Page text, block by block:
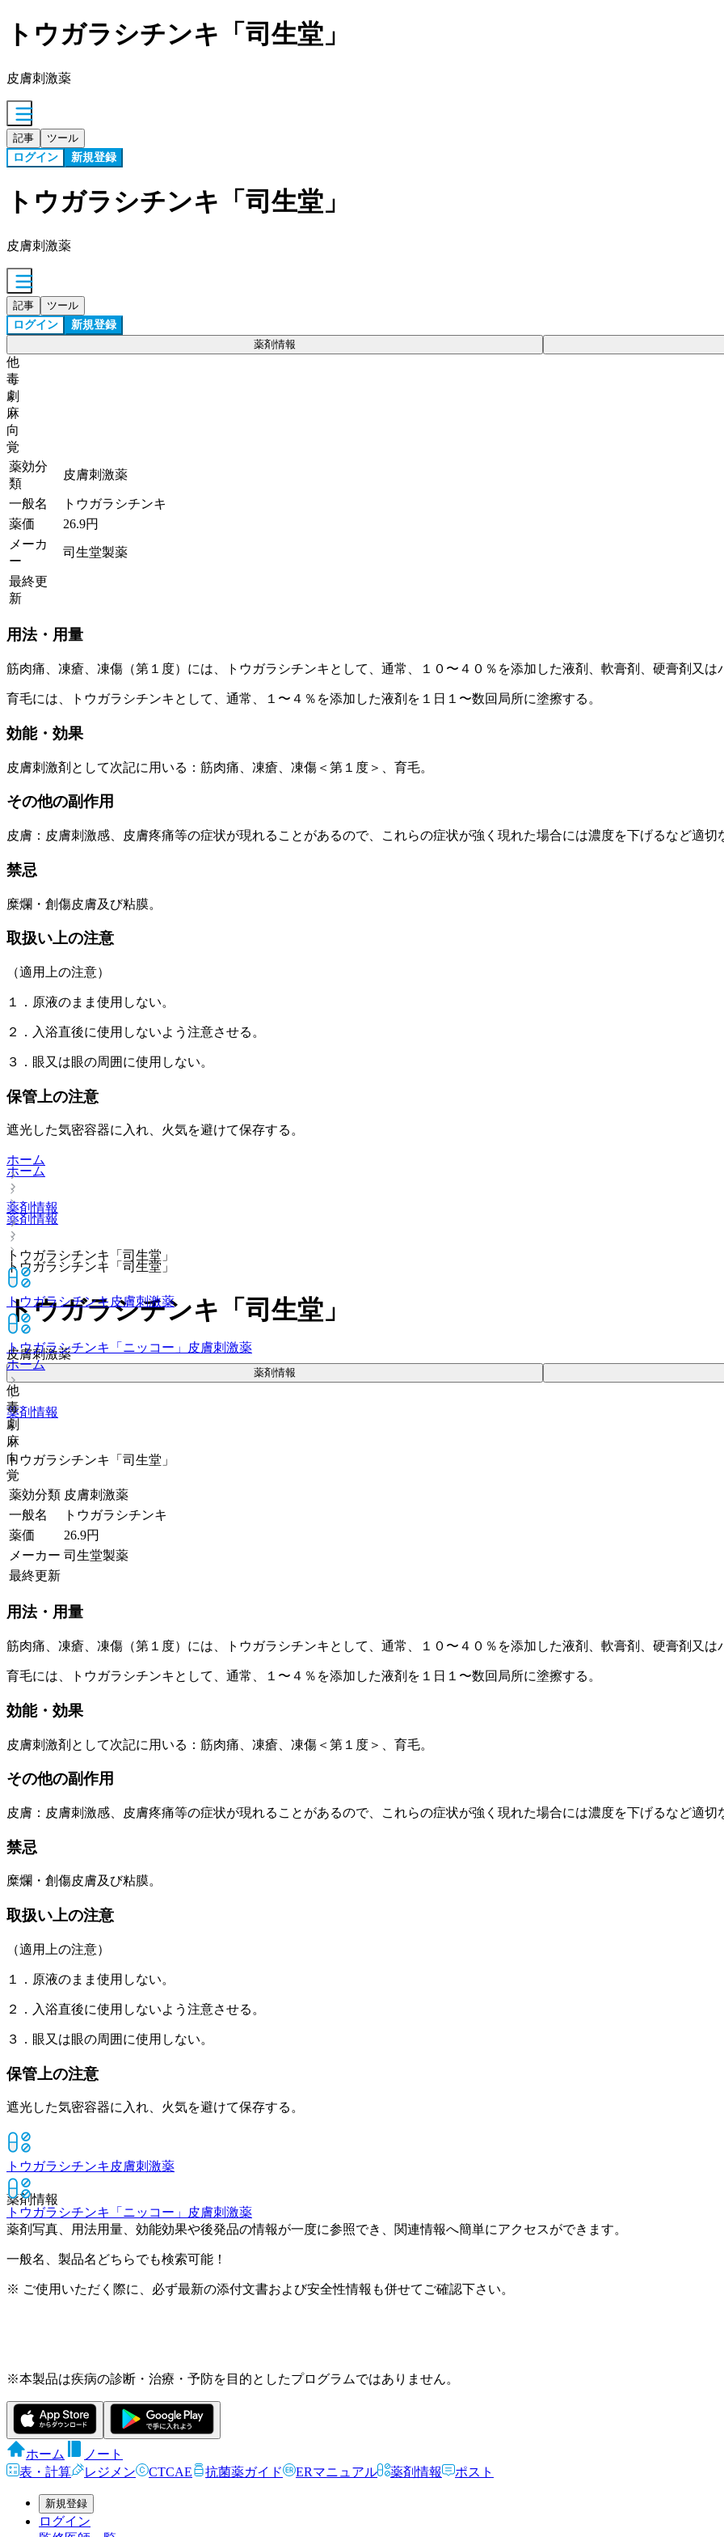
トウガラシチンキ「司生堂」
皮膚刺激薬
記事 ツール
ログイン 新規登録
トウガラシチンキ「司生堂」
皮膚刺激薬
記事 ツール
ログイン 新規登録
薬剤情報
他
毒
劇
麻
向
覚
薬効分
類
皮膚刺激薬
一般名
トウガラシチンキ
薬価
26.9円
メーカ
ー
司生堂製薬
最終更
新
用法・用量
筋肉痛、凍瘡、凍傷（第１度）には、トウガラシチンキとして、通常、１０〜４０％を添加した液剤、軟膏剤、硬膏剤又
育毛には、トウガラシチンキとして、通常、１〜４％を添加した液剤を１日１〜数回局所に塗擦する。
効能・効果
皮膚刺激剤として次記に用いる：筋肉痛、凍瘡、凍傷＜第１度＞、育毛。
その他の副作用
皮膚：皮膚刺激感、皮膚疼痛等の症状が現れることがあるので、これらの症状が強く現れた場合には濃度を下げるなど適切
禁忌
糜爛・創傷皮膚及び粘膜。
取扱い上の注意
（適用上の注意）
１．原液のまま使用しない。
２．入浴直後に使用しないよう注意させる。
３．眼又は眼の周囲に使用しない。
保管上の注意
遮光した気密容器に入れ、火気を避けて保存する。
ホーム
薬剤情報
トウガラシチンキ「司生堂」
トウガラシチンキ 皮膚刺激薬
トウガラシチンキ「ニッコー」
皮膚刺激薬
ホーム
薬剤情報
トウガラシチンキ「司生堂」
ホーム
薬剤情報
トウガラシチンキ「司生堂」
トウガラシチンキ「司生堂」
皮膚刺激薬
薬剤情報
他
毒
劇
麻
向
覚
薬効分類 皮膚刺激薬
一般名
トウガラシチンキ
薬価
26.9円
メーカー 司生堂製薬
最終更新
用法・用量
筋肉痛、凍瘡、凍傷（第１度）には、トウガラシチンキとして、通常、１０〜４０％を添加した液剤、軟膏剤、硬膏剤又
育毛には、トウガラシチンキとして、通常、１〜４％を添加した液剤を１日１〜数回局所に塗擦する。
効能・効果
皮膚刺激剤として次記に用いる：筋肉痛、凍瘡、凍傷＜第１度＞、育毛。
その他の副作用
皮膚：皮膚刺激感、皮膚疼痛等の症状が現れることがあるので、これらの症状が強く現れた場合には濃度を下げるなど適切
禁忌
糜爛・創傷皮膚及び粘膜。
取扱い上の注意
（適用上の注意）
１．原液のまま使用しない。
２．入浴直後に使用しないよう注意させる。
３．眼又は眼の周囲に使用しない。
保管上の注意
遮光した気密容器に入れ、火気を避けて保存する。
トウガラシチンキ 皮膚刺激薬
トウガラシチンキ「ニッコー」 皮膚刺激薬
薬剤情報
薬剤写真、用法用量、効能効果や後発品の情報が一度に参照でき、関連情報へ簡単にアクセスができます。
一般名、製品名どちらでも検索可能！
※ ご使用いただく際に、必ず最新の添付文書および安全性情報も併せてご確認下さい。
※本製品は疾病の診断・治療・予防を目的としたプログラムではありません。
ホーム
ノート
表・計算
レジメン CTCAE 抗菌薬ガイド ERマニュアル 薬剤情報 ポスト
新規登録
ログイン